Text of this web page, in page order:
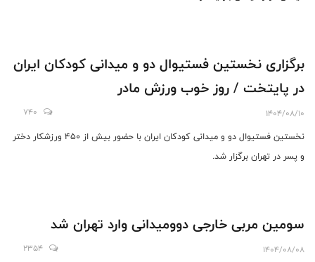
برگزاری نخستین فستیوال دو و میدانی کودکان ایران
در پایتخت / روز خوب ورزش مادر
1404/08/10
740
نخستین فستیوال دو و میدانی کودکان ایران با حضور بیش از 450 ورزشکار دختر
و پسر در تهران برگزار شد.
سومین مربی خارجی دوومیدانی وارد تهران شد
1404/08/08
2354